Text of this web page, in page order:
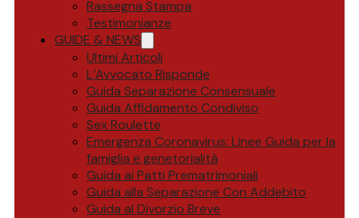
Rassegna Stampa
Testimonianze
GUIDE & NEWS
Ultimi Articoli
L’Avvocato Risponde
Guida Separazione Consensuale
Guida Affidamento Condiviso
Sex Roulette
Emergenza Coronavirus: Linee Guida per la
famiglia e genetorialità
Guida ai Patti Prematrimoniali
Guida alla Separazione Con Addebito
Guida al Divorzio Breve